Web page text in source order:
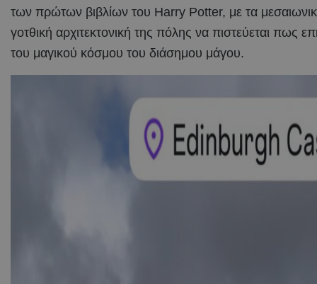
των πρώτων βιβλίων του Harry Potter, με τα
γοτθική αρχιτεκτονική της πόλης να πιστεύεται πως
του μαγικού κόσμου του διάσημου μάγου.